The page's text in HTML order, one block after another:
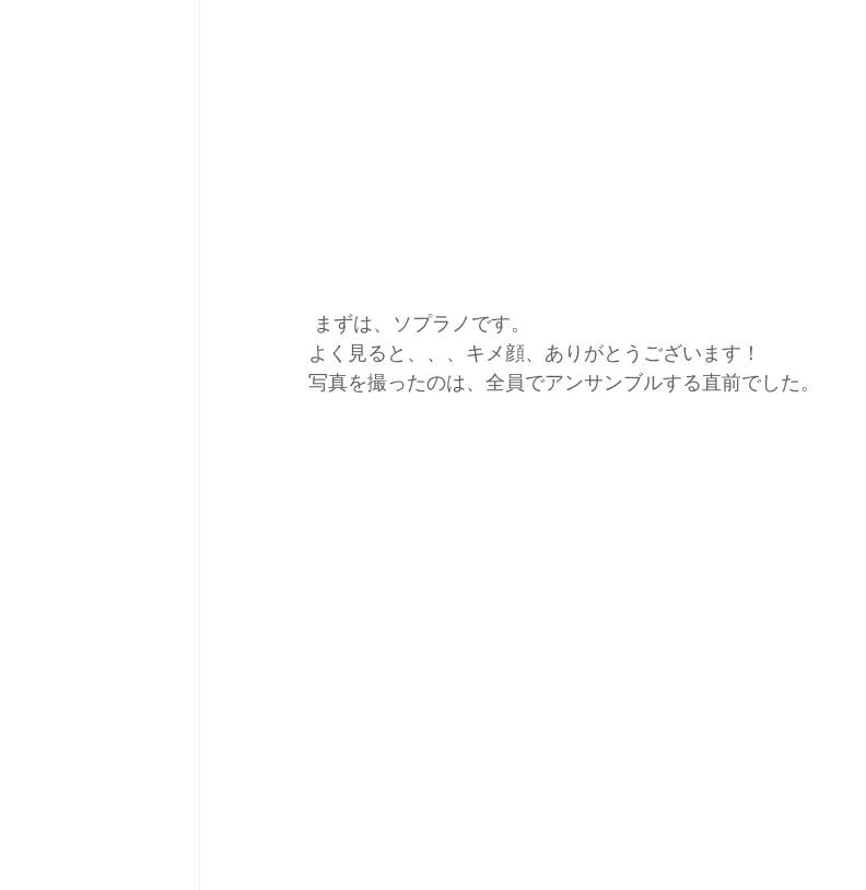
まずは、ソプラノです。
よく見ると、、、キメ顔、ありがとうございます！
写真を撮ったのは、全員でアンサンブルする直前でした。